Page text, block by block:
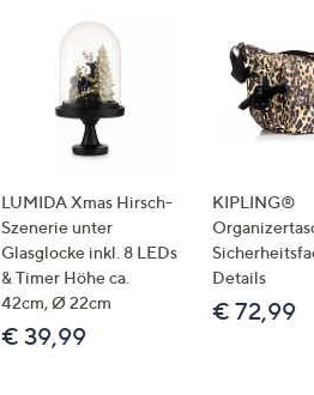
LUMIDA Xmas Hirsch-
Szenerie unter
Glasglocke inkl. 8 LEDs
& Timer Höhe ca.
42cm, Ø 22cm
€ 39,99
KIPLING®
Details
€ 72,99